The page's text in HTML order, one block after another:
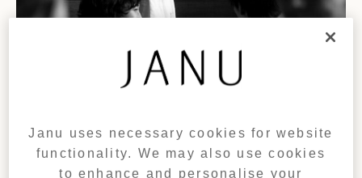
Janu uses necessary cookies for website
functionality. We may also use cookies
to enhance and personalise your